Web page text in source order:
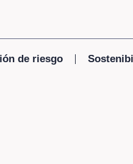
de riesgo